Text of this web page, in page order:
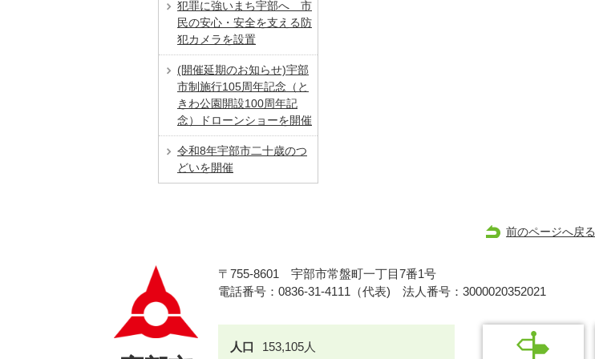
犯罪に強いまち宇部へ 市
民の安心・安全を支える防
犯カメラを設置
(開催延期のお知らせ)宇部
市制施行105周年記念（と
きわ公園開設100周年記
念）ドローンショーを開催
令和8年宇部市二十歳のつ
どいを開催
前のページへ戻る
〒755-8601 宇部市常盤町一丁目7番1号
電話番号：0836-31-4111（代表) 法人番号：3000020352021
人口 153,105人